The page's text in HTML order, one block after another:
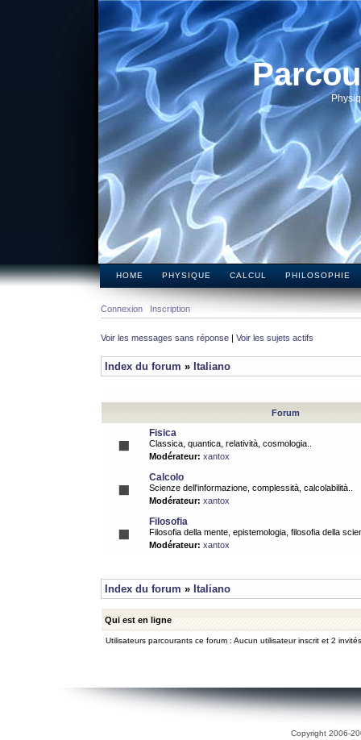
HOME PHYSIQUE CALCUL PHILOSOPHIE
Connexion Inscription
Voir les messages sans réponse | Voir les sujets actifs
Index du forum » Italiano
Forum
Fisica
Classica, quantica, relatività, cosmologia..
Modérateur: xantox
Calcolo
Scienze dell'informazione, complessità, calcolabilità..
Modérateur: xantox
Filosofia
Filosofia della mente, epistemologia, filosofia della
Modérateur: xantox
Index du forum » Italiano
Qui est en ligne
Utilisateurs parcourants ce forum : Aucun utilisateur inscrit et 2 invités
Copyright 2006-